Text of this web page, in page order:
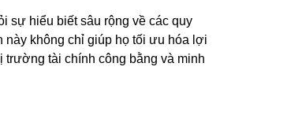
sự hiểu biết sâu rộng về các quy
không chỉ giúp họ tối ưu hóa lợi
trường tài chính công bằng và minh